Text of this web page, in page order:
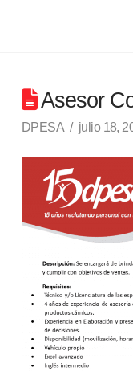
Asesor
DPESA julio 18,